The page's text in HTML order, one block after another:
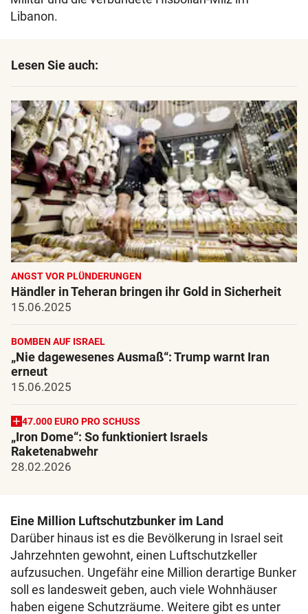
Libanon.
Lesen Sie auch:
ANGST VOR PLÜNDERUNGEN
Händler in Teheran bringen ihr Gold in Sicherheit
15.06.2025
BOMBEN AUF ISRAEL
„Nie dagewesenes Ausmaß“: Trump warnt Iran
erneut
15.06.2025
47.000 EURO PRO SCHUSS
„Iron Dome“: So funktioniert Israels
Raketenabwehr
28.02.2026
Eine Million Luftschutzbunker im Land
Darüber hinaus ist es die Bevölkerung in Israel seit
Jahrzehnten gewohnt, einen Luftschutzkeller
aufzusuchen. Ungefähr eine Million derartige Bunker
soll es landesweit geben, auch viele Wohnhäuser
haben eigene Schutzräume. Weitere gibt es unter